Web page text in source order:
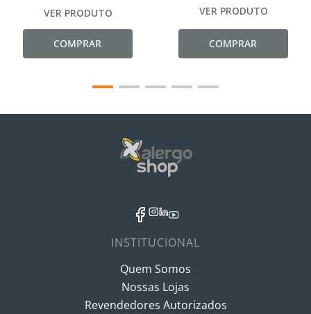
VER PRODUTO
COMPRAR
VER PRODUTO
COMPRAR
INSTITUCIONAL
Quem Somos
Nossas Lojas
Revendedores Autorizados